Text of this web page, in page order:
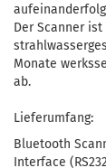
Der Scanner
Monate
ab.
Lieferumfang:
Bluetooth
Interface